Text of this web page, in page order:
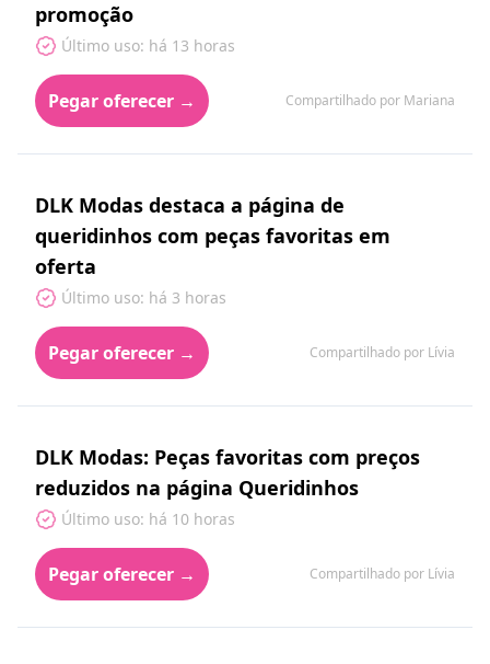
promoção
Último uso: há 13 horas
Pegar oferecer → Compartilhado por Mariana
DLK Modas destaca a página de
queridinhos com peças favoritas em
oferta
Último uso: há 3 horas
Pegar oferecer → Compartilhado por Lívia
DLK Modas: Peças favoritas com preços
reduzidos na página Queridinhos
Último uso: há 10 horas
Pegar oferecer → Compartilhado por Lívia